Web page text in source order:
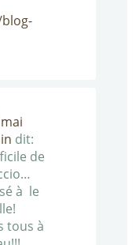
dit:
de
à le
tous à